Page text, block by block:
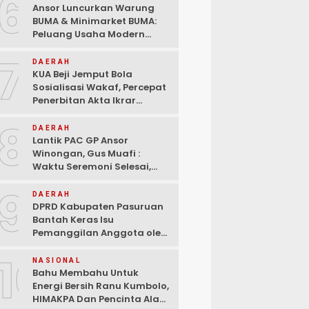
Ansor Luncurkan Warung
BUMA & Minimarket BUMA:
Peluang Usaha Modern
dan Bank Mandiri
DAERAH
KUA Beji Jemput Bola
Sosialisasi Wakaf, Percepat
Penerbitan Akta Ikrar
DAERAH
Lantik PAC GP Ansor
Winongan, Gus Muafi :
Waktu Seremoni Selesai,
DAERAH
DPRD Kabupaten Pasuruan
Bantah Keras Isu
Pemanggilan Anggota oleh
Resmi, Ini Pembunuhan
Karakter!
NASIONAL
Bahu Membahu Untuk
Energi Bersih Ranu Kumbolo,
HIMAKPA Dan Pencinta Alam